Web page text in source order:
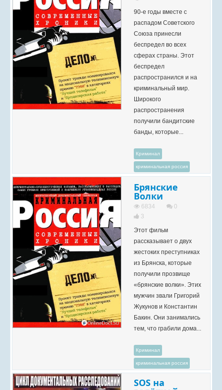
90-е годы вместе с
распадом Советского
Союза принесли
беспредел во всех
сферах страны. Этот
беспредел
распространился и на
криминальный мир.
Широкого
распространения
получили бандитские
банды, которые...
Криминал
криминальная россия
Брянские
Волки
6834
0
3
Этот фильм
рассказывает о двух
жестоких преступниках
из Брянска, которые
получили прозвище
«брянские волки». Этих
мужчин звали Григорий
Жукунов и Константин
Бакин. Они занимались
тем, что грабили дома...
Криминал
криминальная россия
SOS на